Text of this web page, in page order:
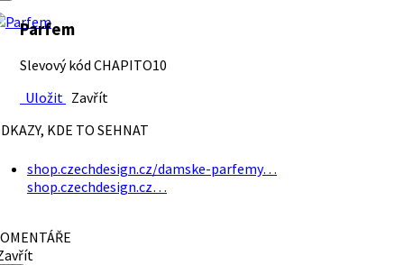
Parfem
Slevový kód CHAPITO10
Uložit Zavřít
KDE TO SEHNAT
shop.czechdesign.cz/damske-parfemy…
shop.czechdesign.cz…